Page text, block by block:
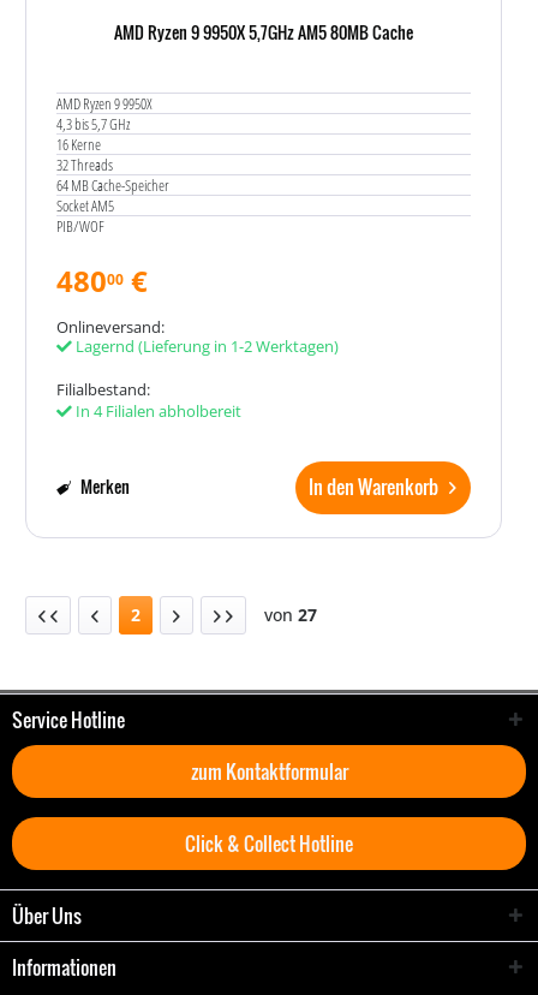
AMD Ryzen 9 9950X 5,7GHz AM5 80MB Cache
AMD Ryzen 9 9950X
4,3 bis 5,7 GHz
16 Kerne
32 Threads
64 MB Cache-Speicher
Socket AM5
PIB/WOF
48000 €
Onlineversand:
Lagernd (Lieferung in 1-2 Werktagen)
Filialbestand:
In 4 Filialen abholbereit
In den Warenkorb
Merken
2 von 27
Service Hotline
zum Kontaktformular
Click & Collect Hotline
Über Uns
Informationen